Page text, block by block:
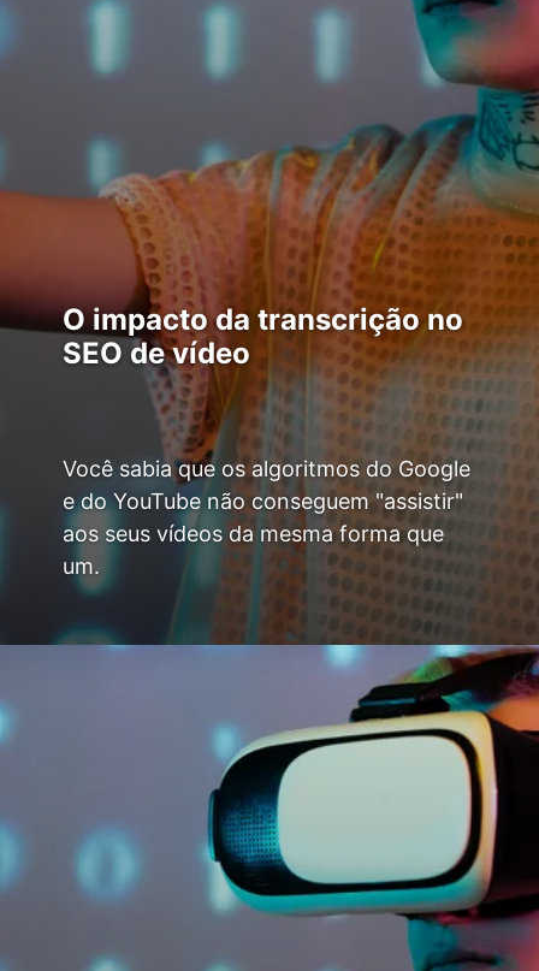
O impacto da transcrição no
SEO de vídeo
Você sabia que os algoritmos do Google
e do YouTube não conseguem "assistir"
aos seus vídeos da mesma forma que
um.